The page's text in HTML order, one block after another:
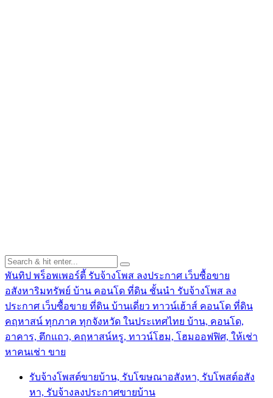
พันทิป พร็อพเพอร์ตี้ รับจ้างโพส ลงประกาศ เว็บซื้อขาย
อสังหาริมทรัพย์ บ้าน คอนโด ที่ดิน ชั้นนำ รับจ้างโพส ลง
ประกาศ เว็บซื้อขาย ที่ดิน บ้านเดี่ยว ทาวน์เฮ้าส์ คอนโด ที่ดิน
คฤหาสน์ ทุกภาค ทุกจังหวัด ในประเทศไทย บ้าน, คอนโด,
อาคาร, ตึกแถว, คฤหาสน์หรู, ทาวน์โฮม, โฮมออฟฟิศ, ให้เช่า
หาคนเช่า ขาย
รับจ้างโพสต์ขายบ้าน, รับโฆษณาอสังหา, รับโพสต์อสัง
หา, รับจ้างลงประกาศขายบ้าน